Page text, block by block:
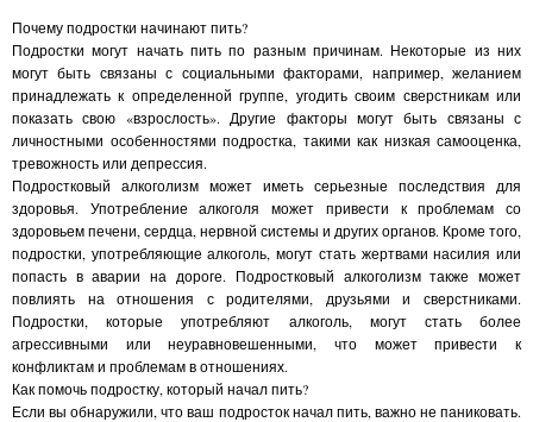
Почему подростки начинают пить?
Подростки могут начать пить по разным причинам. Некоторые из них
могут быть связаны с социальными факторами, например, желанием
принадлежать к определенной группе, угодить своим сверстникам или
показать свою «взрослость». Другие факторы могут быть связаны с
личностными особенностями подростка, такими как низкая самооценка,
тревожность или депрессия.
Подростковый алкоголизм может иметь серьезные последствия для
здоровья. Употребление алкоголя может привести к проблемам со
здоровьем печени, сердца, нервной системы и других органов. Кроме того,
подростки, употребляющие алкоголь, могут стать жертвами насилия или
попасть в аварии на дороге. Подростковый алкоголизм также может
повлиять на отношения с родителями, друзьями и сверстниками.
Подростки, которые употребляют алкоголь, могут стать более
агрессивными или неуравновешенными, что может привести к
конфликтам и проблемам в отношениях.
Как помочь подростку, который начал пить?
Если вы обнаружили, что ваш подросток начал пить, важно не паниковать.